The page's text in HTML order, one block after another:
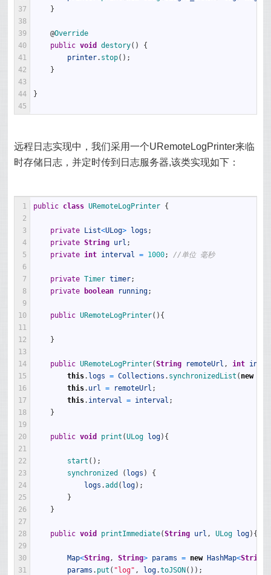
37
38
39
40
41
42
43
44
45
}
@Override
public void destory( )
{
printer. stop( ) ;
}
}
远程日志实现中，我们采用一个URemoteLogPrinter来临
时存储日志，并定时传到日志服务器,该类实现如下：
1
2
3
4
5
6
7
8
9
10
11
12
13
14
15
16
17
18
19
20
21
22
23
24
25
26
27
28
29
30
31
public class URemoteLogPrinter {
private List<ULog> logs ;
private String url ;
private int interval = 1000; //单位 毫秒
private Timer timer;
private
boolean running;
public URemoteLogPrinter( ) {
}
public URemoteLogPrinter(String remoteUrl , int
this. logs = Collections . synchronizedList ( new
this. url = remoteUrl ;
this. interval = interval ;
}
public void print (ULog log) {
start ( ) ;
synchronized
( logs )
{
logs .add ( log) ;
}
}
public void printImmediate(String url , ULog log) {
Map<String, String> params = new HashMap<String
params . put ( "log" , log.toJSON ( ) ) ;